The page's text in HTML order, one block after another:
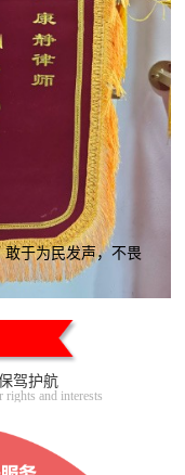
于为民发声，不畏
驾护航
rights and interests